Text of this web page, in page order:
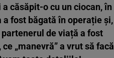
căsăpit-o cu un ciocan, în
a fost băgată în operație și,
de viață a fost
„manevră” a vrut să facă